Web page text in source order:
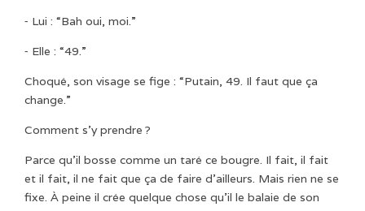
⁃ Lui : “Bah oui, moi.”
⁃ Elle : “49.”
Choqué, son visage se fige : “Putain, 49. Il faut que ça
change.”
Comment s’y prendre ?
Parce qu’il bosse comme un taré ce bougre. Il fait, il fait
et il fait, il ne fait que ça de faire d’ailleurs. Mais rien ne se
fixe. À peine il crée quelque chose qu’il le balaie de son